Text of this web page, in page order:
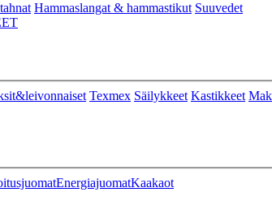
Hammaslangat & hammastikut Suuvedet
Texmex Säilykkeet Kastikkeet
EnergiajuomatKaakaot